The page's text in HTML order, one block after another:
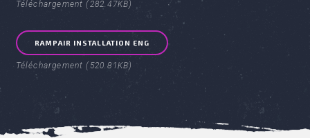
Téléchargement (282.47KB)
RAMPAIR INSTALLATION ENG
Téléchargement (520.81KB)